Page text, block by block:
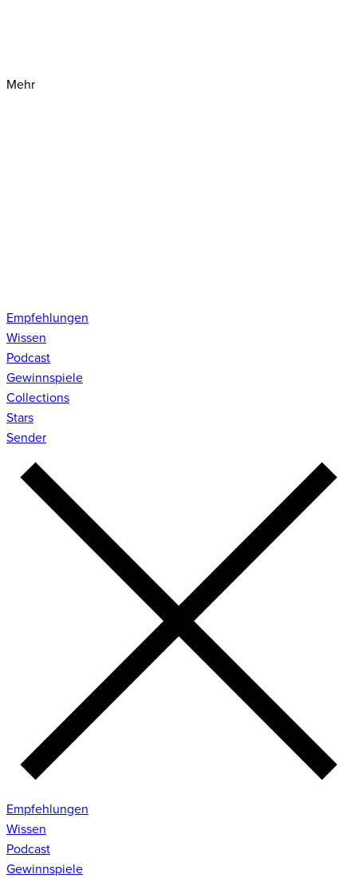
Mehr
Empfehlungen
Wissen
Podcast
Gewinnspiele
Collections
Stars
Sender
Empfehlungen
Wissen
Podcast
Gewinnspiele